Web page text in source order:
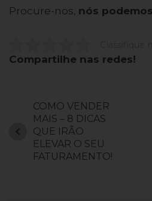
Procure-nos, nós
Compartilhe nas redes!
COMO VENDER
MAIS – 8 DICAS
QUE IRÃO
ELEVAR O SEU
FATURAMENTO!
chevron_left